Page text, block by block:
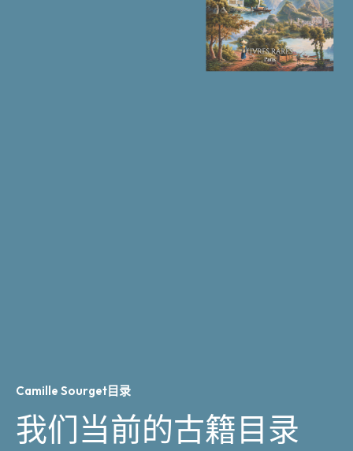
Camille Sourget目录
我们当前的古籍目录